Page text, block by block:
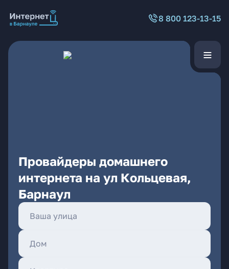
8 800 123-13-15
Провайдеры домашнего
интернета на ул Кольцевая,
Барнаул